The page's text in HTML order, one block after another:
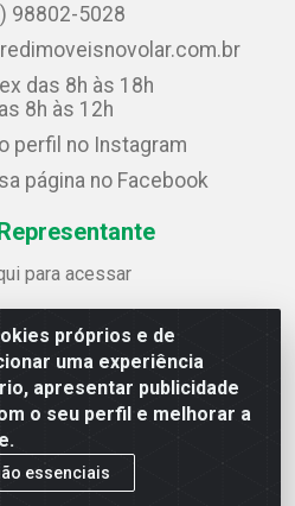
próprios e de
uma experiência
apresentar publicidade
o seu perfil e melhorar a
essenciais
98802-5028
das 8h às 18h
8h às 12h
perfil no Instagram
página no Facebook
para acessar
Novolar Ltda
430 - Prazeres - Jaboatão dos
- CEP 54.325-610
0013-70